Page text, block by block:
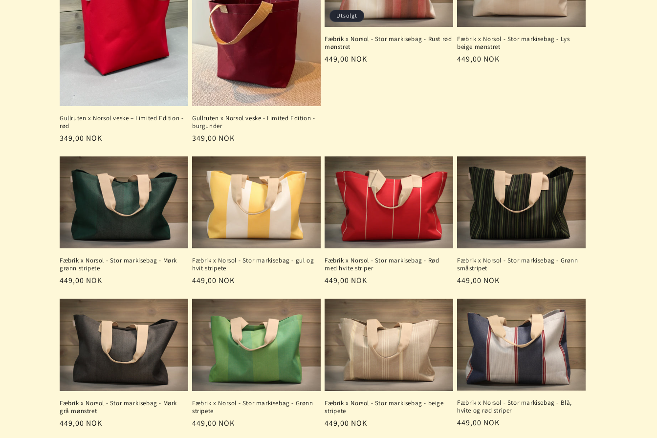
g
:
Gullruten x Norsol veske – Limited Edition -
rød
Vanlig
349,00 NOK
Gullruten x Norsol veske - Limited Edition -
burgunder
Vanlig
349,00 NOK
Utsolgt
Fæbrik x Norsol - Stor markisebag - Rust rød
mønstret
Vanlig
449,00 NOK
Fæbrik x Norsol - Stor markisebag - Lys
beige mønstret
Vanlig
449,00 NOK
Fæbrik x Norsol - Stor markisebag - Mørk
grønn stripete
Vanlig
449,00 NOK
Fæbrik x Norsol - Stor markisebag - gul og
hvit stripete
Vanlig
449,00 NOK
Fæbrik x Norsol - Stor markisebag - Rød
med hvite striper
Vanlig
449,00 NOK
Fæbrik x Norsol - Stor markisebag - Grønn
småstripet
Vanlig
449,00 NOK
Fæbrik x Norsol - Stor markisebag - Mørk
grå mønstret
Vanlig
449,00 NOK
Fæbrik x Norsol - Stor markisebag - Grønn
stripete
Vanlig
449,00 NOK
Fæbrik x Norsol - Stor markisebag - beige
stripete
Vanlig
449,00 NOK
Fæbrik x Norsol - Stor markisebag - Blå,
hvite og rød striper
Vanlig
449,00 NOK